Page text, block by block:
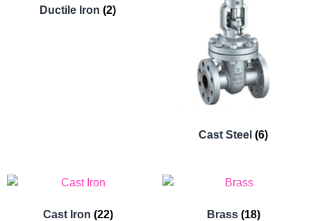
Ductile Iron (2)
Cast Steel (6)
Cast Iron (22) Brass (18)